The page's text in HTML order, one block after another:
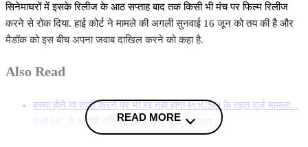
सिनेमाघरों में इसके रिलीज के आठ सप्ताह बाद तक किसी भी मंच पर फिल्म रिलीज
करने से रोक दिया. हाई कोर्ट ने मामले की अगली सुनवाई 16 जून को तय की है और
मैडॉक को इस बीच अपना जवाब दाखिल करने को कहा है.
Also Read
बच्चा होने या शादी करने पर भी रद्द नहीं होगा POCSO के तहत दर्ज मामला...
मुंबई HC ने आरोपी पति को राहत देने से किया इंकार
दिल्ली और बॉम्बे HC को बम से उड़ाने की धमकी किसने दी, इस साजिश के
READ MORE